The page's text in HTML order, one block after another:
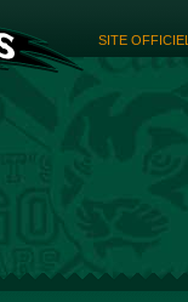
SITE OFFICIEL